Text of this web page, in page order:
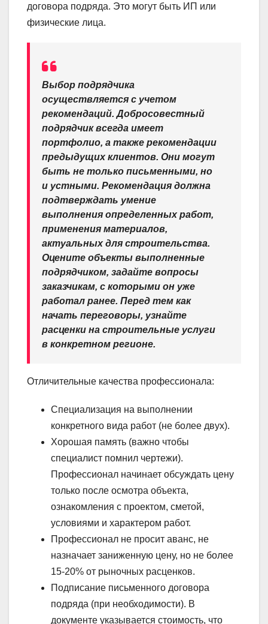
договора подряда. Это могут быть ИП или
физические лица.
Выбор подрядчика
осуществляется с учетом
рекомендаций. Добросовестный
подрядчик всегда имеет
портфолио, а также рекомендации
предыдущих клиентов. Они могут
быть не только письменными, но
и устными. Рекомендация должна
подтверждать умение
выполнения определенных работ,
применения материалов,
актуальных для строительства.
Оцените объекты выполненные
подрядчиком, задайте вопросы
заказчикам, с которыми он уже
работал ранее. Перед тем как
начать переговоры, узнайте
расценки на строительные услуги
в конкретном регионе.
Отличительные качества профессионала:
Специализация на выполнении
конкретного вида работ (не более двух).
Хорошая память (важно чтобы
специалист помнил чертежи).
Профессионал начинает обсуждать цену
только после осмотра объекта,
ознакомления с проектом, сметой,
условиями и характером работ.
Профессионал не просит аванс, не
назначает заниженную цену, но не более
15-20% от рыночных расценков.
Подписание письменного договора
подряда (при необходимости). В
документе указывается стоимость, что